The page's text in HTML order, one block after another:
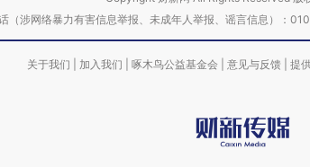
（涉网络暴力有害信息举报、未成年人举报、谣言信息）
关于我们 加入我们 啄木鸟公益基金会 意见与反馈 提